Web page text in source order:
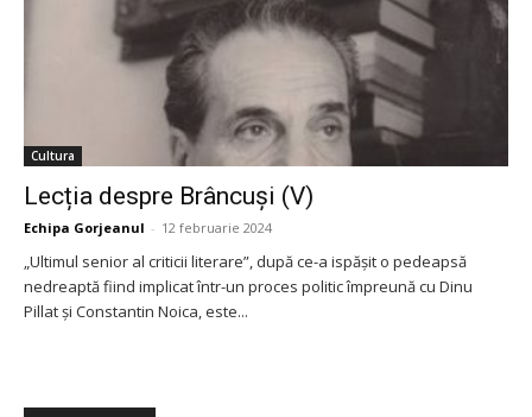
Cultura
Lecția despre Brâncuși (V)
Echipa Gorjeanul - 12 februarie 2024
„Ultimul senior al criticii literare”, după ce-a ispășit o pedeapsă
nedreaptă fiind implicat într-un proces politic împreună cu Dinu
Pillat și Constantin Noica, este...